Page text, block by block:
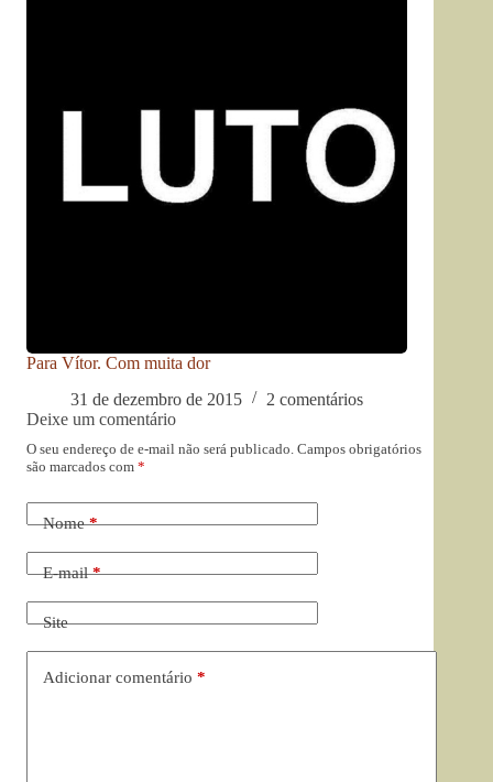
Para Vítor. Com muita dor
31 de dezembro de 2015
2 comentários
Deixe um comentário
O seu endereço de e-mail não será publicado. Campos obrigatórios
são marcados com *
Nome*
E-mail*
Site
Adicionar comentário *